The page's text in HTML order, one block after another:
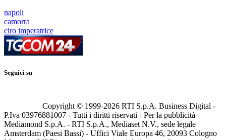
napoli
camorra
ciro imperatrice
Seguici su
Copyright © 1999-2026 RTI S.p.A. Business Digital -
P.Iva 03976881007 - Tutti i diritti riservati - Per la pubblicità
Mediamond S.p.A. - RTI S.p.A., Mediaset N.V., sede legale
Amsterdam (Paesi Bassi) - Uffici Viale Europa 46, 20093 Cologno